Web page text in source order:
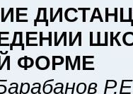
ФОРМЕ